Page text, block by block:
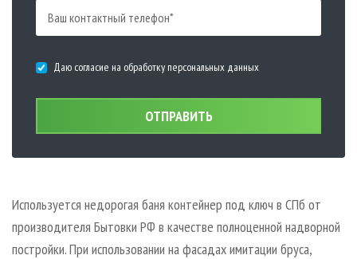
Даю согласие на обработку персональных данных
ОТПРАВИТЬ
Используется недорогая баня контейнер под ключ в СПб от
производителя Бытовки РФ в качестве полноценной надворной
постройки. При использовании на фасадах имитации бруса,